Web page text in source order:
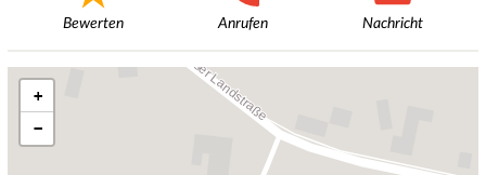
Bewerten Anrufen Nachricht
+
−